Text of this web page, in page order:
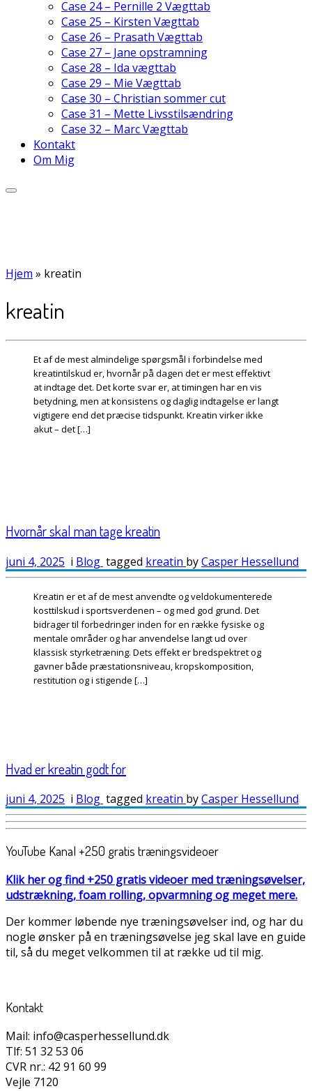
Case 24 – Pernille 2 Vægttab
Case 25 – Kirsten Vægttab
Case 26 – Prasath Vægttab
Case 27 – Jane opstramning
Case 28 – Ida vægttab
Case 29 – Mie Vægttab
Case 30 – Christian sommer cut
Case 31 – Mette Livsstilsændring
Case 32 – Marc Vægttab
Kontakt
Om Mig
Hjem » kreatin
kreatin
Et af de mest almindelige spørgsmål i forbindelse med
kreatintilskud er, hvornår på dagen det er mest effektivt
at indtage det. Det korte svar er, at timingen har en vis
betydning, men at konsistens og daglig indtagelse er langt
vigtigere end det præcise tidspunkt. Kreatin virker ikke
akut – det […]
Hvornår skal man tage kreatin
juni 4, 2025 i Blog tagged kreatin byCasper Hessellund
Kreatin er et af de mest anvendte og veldokumenterede
kosttilskud i sportsverdenen – og med god grund. Det
bidrager til forbedringer inden for en række fysiske og
mentale områder og har anvendelse langt ud over
klassisk styrketræning. Dets effekt er bredspektret og
gavner både præstationsniveau, kropskomposition,
restitution og i stigende […]
Hvad er kreatin godt for
juni 4, 2025 i Blog tagged kreatin byCasper Hessellund
YouTube Kanal +250 gratis træningsvideoer
Klik her og find +250 gratis videoer med træningsøvelser,
udstrækning, foam rolling, opvarmning og meget mere.
Der kommer løbende nye træningsøvelser ind, og har du
nogle ønsker på en træningsøvelse jeg skal lave en guide
til, så du meget velkommen til at række ud til mig.
Kontakt
Mail: info@casperhessellund.dk
Tlf: 51 32 53 06
CVR nr.: 42 91 60 99
Vejle 7120